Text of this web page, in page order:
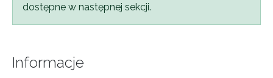
dostępne w następnej sekcji.
Informacje